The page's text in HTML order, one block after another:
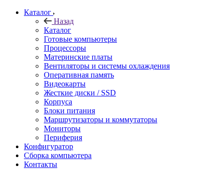
Каталог
Назад
Каталог
Готовые компьютеры
Процессоры
Материнские платы
Вентиляторы и системы охлаждения
Оперативная память
Видеокарты
Жесткие диски / SSD
Корпуса
Блоки питания
Маршрутизаторы и коммутаторы
Мониторы
Периферия
Конфигуратор
Сборка компьютера
Контакты